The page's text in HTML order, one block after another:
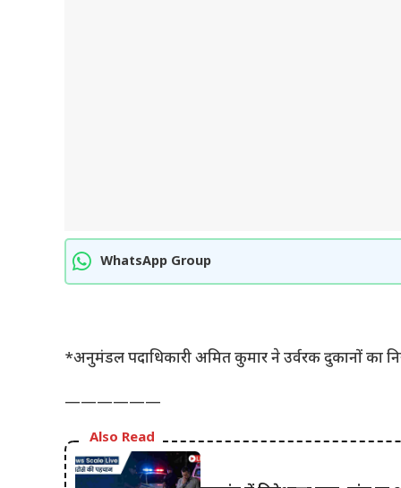
WhatsApp Group
*अनुमंडल पदाधिकारी अमित कुमार ने उर्वरक दुकानों का
——————
Also Read